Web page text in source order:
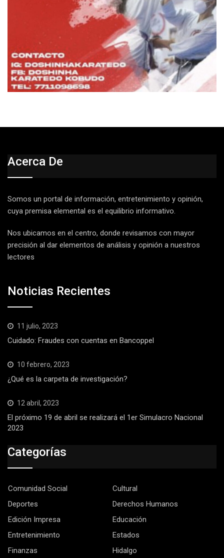
Acerca De
Somos un portal de información, entretenimiento y opinión,
cuya premisa elemental es el equilibrio informativo.
Nos ubicamos en el centro, donde revisamos con mayor
precisión al dar elementos de análisis y opinión a nuestros
lectores
Noticias Recientes
11 julio, 2023
Cuidado: Fraudes con cuentas en Bancoppel
10 febrero, 2023
¿Qué es la carpeta de investigación?
12 abril, 2023
El próximo 19 de abril se realizará el 1er Simulacro Nacional
2023
Categorías
Comunidad Social
Cultural
Deportes
Derechos Humanos
Edición Impresa
Educación
Entretenimiento
Estados
Finanzas
Hidalgo